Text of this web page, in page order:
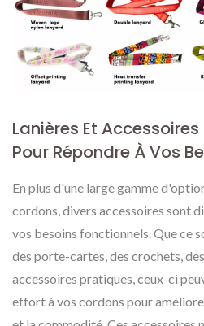
Lanières Et
Pour Répondre À Vos
En plus d'une large gamme
cordons, divers accessoires sont
vos besoins fonctionnels. Que ce
des porte-cartes, des crochets,
accessoires pratiques, ceux-ci
effort à vos cordons pour